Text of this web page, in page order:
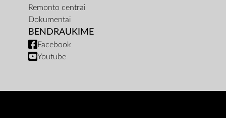
Remonto centrai
Dokumentai
BENDRAUKIME
Facebook
Youtube